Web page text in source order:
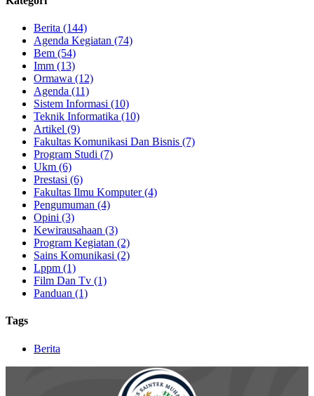
Berita (144)
Agenda Kegiatan (74)
Bem (54)
Imm (13)
Ormawa (12)
Agenda (11)
Sistem Informasi (10)
Teknik Informatika (10)
Artikel (9)
Fakultas Komunikasi Dan Bisnis (7)
Program Studi (7)
Ukm (6)
Prestasi (6)
Fakultas Ilmu Komputer (4)
Pengumuman (4)
Opini (3)
Kewirausahaan (3)
Program Kegiatan (2)
Sains Komunikasi (2)
Lppm (1)
Film Dan Tv (1)
Panduan (1)
Tags
Berita